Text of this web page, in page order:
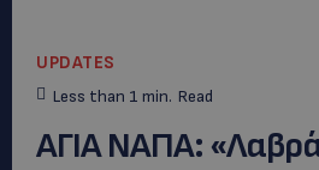
UPDATES
Less than 1 min. Read
ΑΓΙΑ ΝΑΠΑ: